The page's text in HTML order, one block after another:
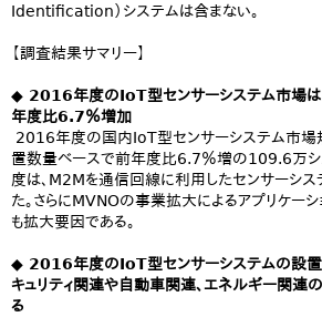
Identification）システムは含まない。
【調査結果サマリー】
◆ 2016年度のIoT型センサーシステム市場
年度比6.7％増加
2016年度の国内IoT型センサーシステム市場
置数量ベースで前年度比6.7％増の109.6万シ
度は、M2Mを通信回線に利用したセンサーシ
た。さらにMVNOの事業拡大によるアプリケー
も拡大要因である。
◆ 2016年度のIoT型センサーシステムの設置
キュリティ関連や自動車関連、エネルギー関
る